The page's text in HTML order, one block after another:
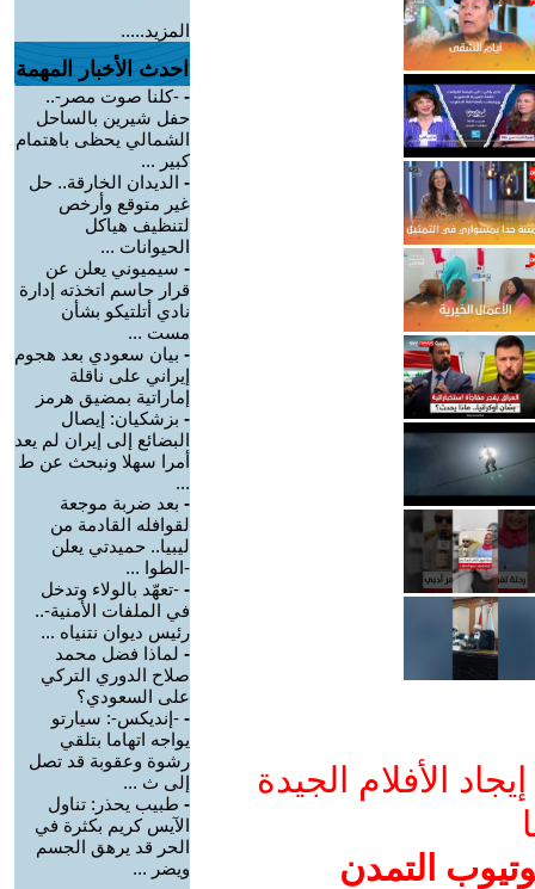
الأفلام الجيدة
التمدن
المزيد.....
احدث الأخبار المهمة
- -كلنا صوت مصر-..
حفل شيرين بالساحل
الشمالي يحظى باهتمام
كبير ...
- الديدان الخارقة.. حل
غير متوقع وأرخص
لتنظيف هياكل
الحيوانات ...
- سيميوني يعلن عن
قرار حاسم اتخذته إدارة
نادي أتلتيكو بشأن
مست ...
- بيان سعودي بعد هجوم
إيراني على ناقلة
إماراتية بمضيق هرمز
- بزشكيان: إيصال
البضائع إلى إيران لم يعد
أمرا سهلا ونبحث عن ط
...
- بعد ضربة موجعة
لقوافله القادمة من
ليبيا.. حميدتي يعلن
-الطوا ...
- -تعهّد بالولاء وتدخل
في الملفات الأمنية-..
رئيس ديوان نتنياه ...
- لماذا فضل محمد
صلاح الدوري التركي
على السعودي؟
- -إنديكس-: سيارتو
يواجه اتهاما بتلقي
رشوة وعقوبة قد تصل
إلى ث ...
- طبيب يحذر: تناول
الآيس كريم بكثرة في
الحر قد يرهق الجسم
ويضر ...